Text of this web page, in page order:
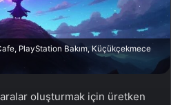
a
ö
n
d
PlayStation Bakım, Küçükçekmece
oluşturmak için üretken